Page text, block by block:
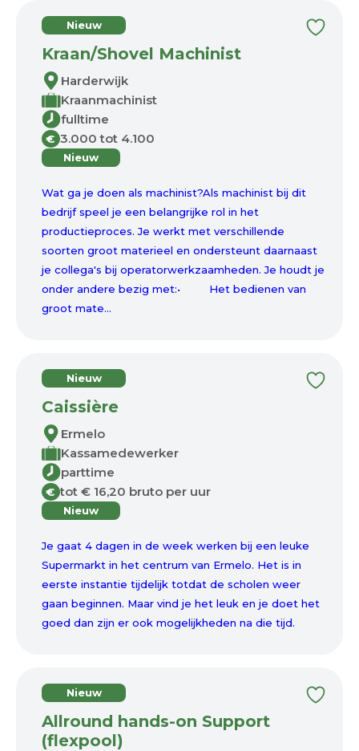
Nieuw
Kraan/Shovel Machinist
Harderwijk
Kraanmachinist
fulltime
€ 3.000 tot 4.100
Nieuw
Wat ga je doen als machinist?Als machinist bij dit
bedrijf speel je een belangrijke rol in het
productieproces. Je werkt met verschillende
soorten groot materieel en ondersteunt daarnaast
je collega's bij operatorwerkzaamheden. Je houdt je
onder andere bezig met:• Het bedienen van
groot mate...
Nieuw
Caissière
Ermelo
Kassamedewerker
parttime
€ tot € 16,20 bruto per uur
Nieuw
Je gaat 4 dagen in de week werken bij een leuke
Supermarkt in het centrum van Ermelo. Het is in
eerste instantie tijdelijk totdat de scholen weer
gaan beginnen. Maar vind je het leuk en je doet het
goed dan zijn er ook mogelijkheden na die tijd.
Nieuw
Allround hands-on Support
(flexpool)